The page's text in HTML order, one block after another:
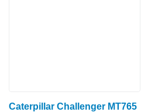
Caterpillar Challenger MT765